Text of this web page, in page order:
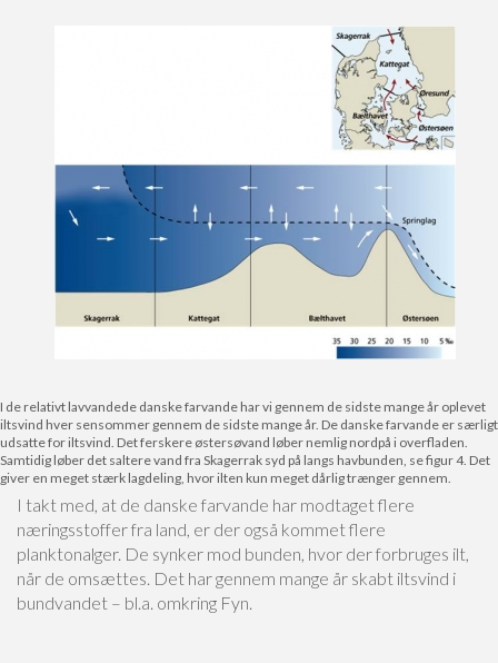
I de relativt lavvandede danske farvande har vi gennem de sidste mange år oplevet
iltsvind hver sensommer gennem de sidste mange år. De danske farvande er særligt
udsatte for iltsvind. Det ferskere østersøvand løber nemlig nordpå i overfladen.
Samtidig løber det saltere vand fra Skagerrak syd på langs havbunden, se figur 4. Det
giver en meget stærk lagdeling, hvor ilten kun meget dårlig trænger gennem.
I takt med, at de danske farvande har modtaget flere
næringsstoffer fra land, er der også kommet flere
planktonalger. De synker mod bunden, hvor der forbruges ilt,
når de omsættes. Det har gennem mange år skabt iltsvind i
bundvandet – bl.a. omkring Fyn.